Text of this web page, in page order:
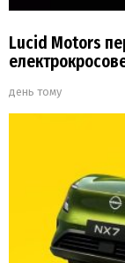
Lucid Motors
день тому